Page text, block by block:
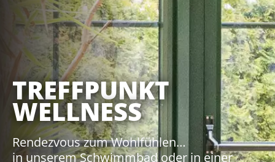
TREFFPUNKT
WELLNESS
Rendezvous zum Wohlfühlen…
in unserem Schwimmbad oder in einer